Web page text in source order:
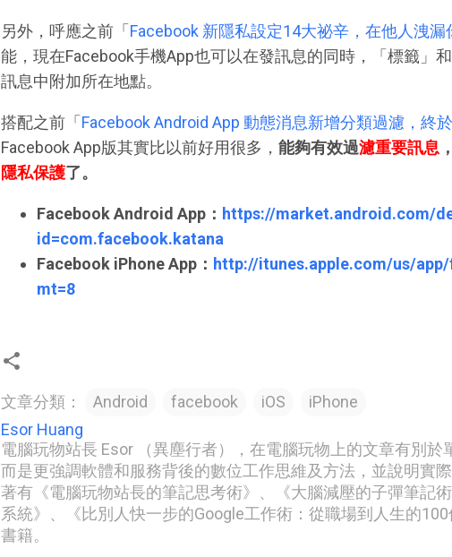
另外，呼應之前「 Facebook 新隱私設定14大祕辛，在他人洩漏
能，現在Facebook手機App也可以在發訊息的同時，「標籤」
訊息中附加所在地點。
搭配之前「 Facebook Android App 動態消息新增分類過濾，終
Facebook App版其實比以前好用很多， 能夠有效過濾重要訊息
隱私保護了。
Facebook Android App： https://market.android.com/
id=com.facebook.katana
Facebook iPhone App： http://itunes.apple.com/us/
mt=8
文章分類： Android facebook iOS
iPhone
Esor Huang
電腦玩物站長 Esor （異塵行者），在電腦玩物上的文章有別於
而是更強調軟體和服務背後的數位工作思維及方法，並說明實
著有《電腦玩物站長的筆記思考術》、《大腦減壓的子彈筆記
系統》、《比別人快一步的Google工作術：從職場到人生的
書籍。